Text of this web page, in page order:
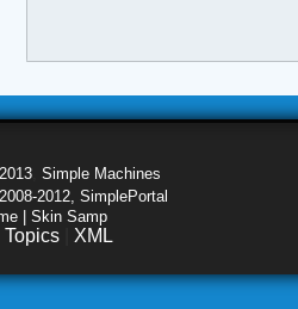
Simple Machines
2012, SimplePortal
| Skin Samp
Topics XML